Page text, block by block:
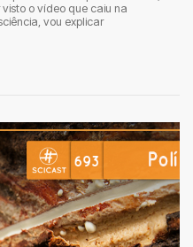
o vídeo que caiu na
vou explicar